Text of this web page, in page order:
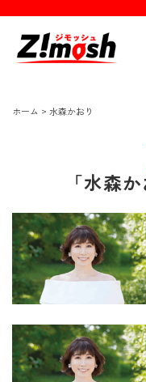
ホーム > 水森かおり
「水森